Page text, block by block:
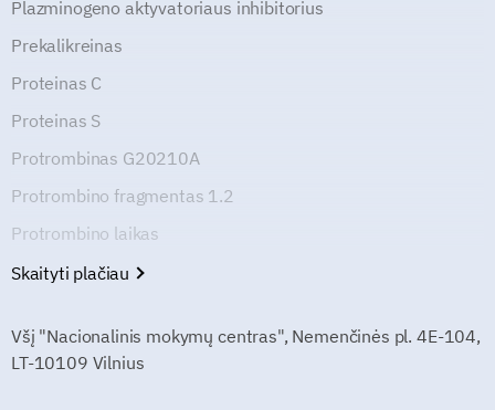
Plazminogeno aktyvatoriaus inhibitorius
Prekalikreinas
Proteinas C
Proteinas S
Protrombinas G20210A
Protrombino fragmentas 1.2
Protrombino laikas
Skaityti plačiau
Všį "Nacionalinis mokymų centras", Nemenčinės pl. 4E-104,
LT-10109 Vilnius